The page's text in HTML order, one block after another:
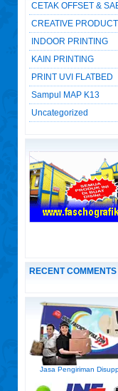
CETAK OFFSET &
CREATIVE PRODUCT
INDOOR PRINTING
KAIN PRINTING
PRINT UVI FLATBED
Sampul MAP K13
Uncategorized
RECENT COMMENTS
Jasa Pengiriman